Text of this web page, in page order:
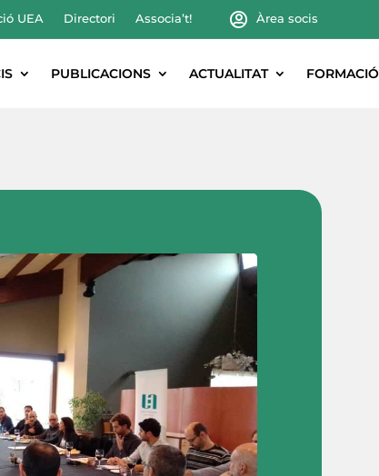
UEA Directori Associa’t! Àrea socis
PUBLICACIONS ACTUALITAT FORMACIÓ